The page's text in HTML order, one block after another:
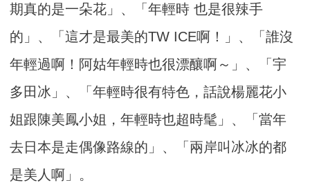
期真的是一朵花」、「年輕時 也是很辣手
的」、「這才是最美的TW ICE啊！」、「誰沒
年輕過啊！阿姑年輕時也很漂釀啊～」、「宇
多田冰」、「年輕時很有特色，話說楊麗花小
姐跟陳美鳳小姐，年輕時也超時髦」、「當年
去日本是走偶像路線的」、「兩岸叫冰冰的都
是美人啊」。